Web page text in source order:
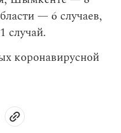
— 6 случаев,
случай.
коронавирусной